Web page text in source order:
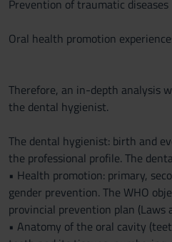
Prevention of traumatic diseases
Oral health promotion
Therefore, an in-depth analysis
the dental hygienist.
The dental hygienist: birth and
the professional profile. The
• Health promotion: primary,
gender prevention. The WHO
provincial prevention plan (Laws
• Anatomy of the oral cavity